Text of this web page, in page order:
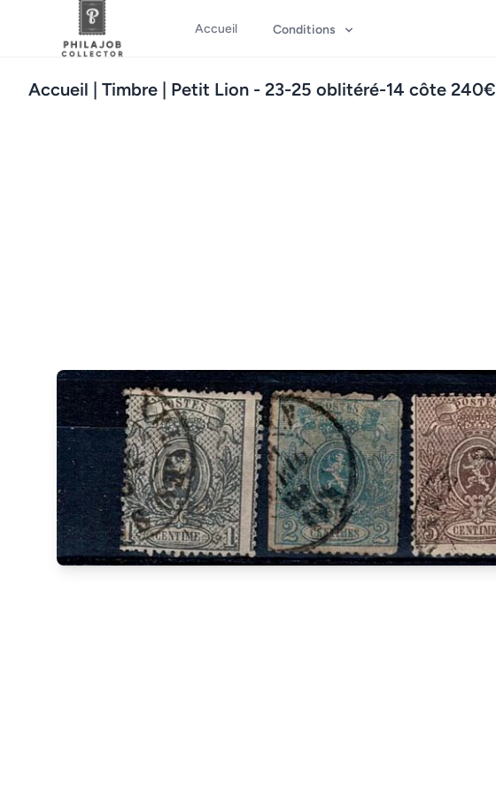
Accueil Conditions
Accueil | Timbre | Petit Lion - 23-25 oblitéré-14 côte 240€